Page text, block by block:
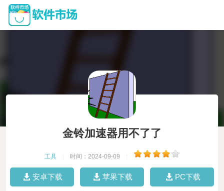
金铃加速器用不了了
工具 时间：2024-09-09
安卓下载 苹果下载 PC下载